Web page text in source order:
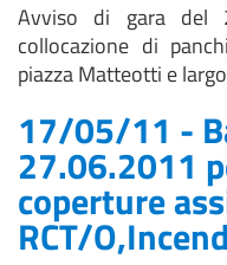
Avviso di gara del
collocazione di
piazza Matteotti e
17/05/11 -
27.06.2011
coperture
RCT/